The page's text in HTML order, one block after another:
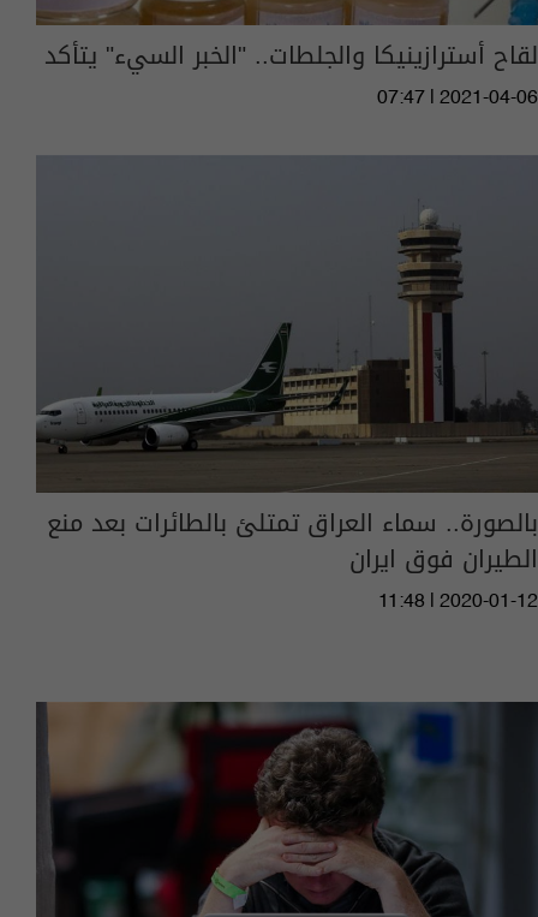
لقاح أسترازينيكا والجلطات.. "الخبر السيء" يتأكد
07:47 | 2021-04-06
بالصورة.. سماء العراق تمتلئ بالطائرات بعد منع
الطيران فوق ايران
11:48 | 2020-01-12